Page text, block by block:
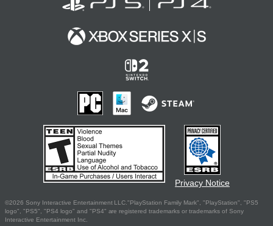
Privacy Notice
©2026 Sony Interactive Entertainment LLC."PlayStation Family Mark", "PlayStation", "PS5
logo", "PS5", "PS4 logo" and "PS4" are registered trademarks or trademarks of Sony
Interactive Entertainment Inc.